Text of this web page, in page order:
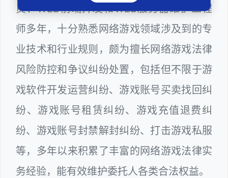
员、WEB前端开发和WEB服务器维护工程
师多年，十分熟悉网络游戏领域涉及到的专
业技术和行业规则，颇为擅长网络游戏法律
风险防控和争议纠纷处置，包括但不限于游
戏软件开发运营纠纷、游戏账号买卖找回纠
纷、游戏账号租赁纠纷、游戏充值退费纠
纷、游戏账号封禁解封纠纷、打击游戏私服
等，多年以来积累了丰富的网络游戏法律实
务经验，能有效维护委托人各类合法权益。